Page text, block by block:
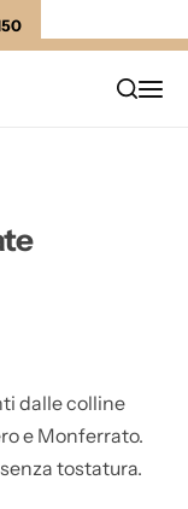
dalle colline
e Monferrato.
tostatura.